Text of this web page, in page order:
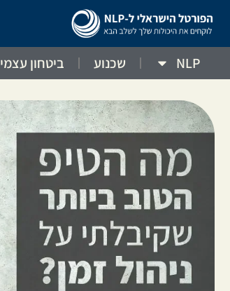
NLP שכנוע ביטחון עצמי